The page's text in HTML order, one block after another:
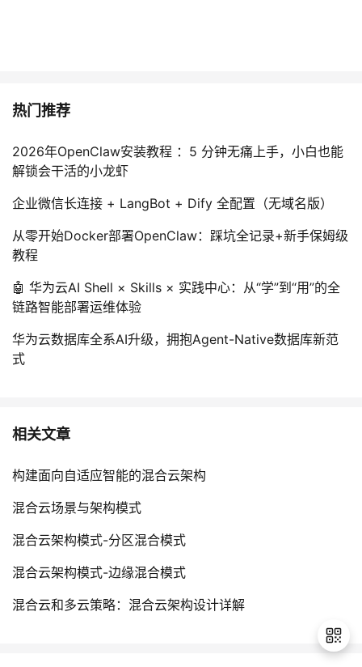
热门推荐
2026年OpenClaw安装教程 ：5 分钟无痛上手，小白也能
解锁会干活的小龙虾
企业微信长连接 + LangBot + Dify 全配置（无域名版）
从零开始Docker部署OpenClaw：踩坑全记录+新手保姆级
教程
🤖 华为云AI Shell × Skills × 实践中心：从“学”到“用”的全
链路智能部署运维体验
华为云数据库全系AI升级，拥抱Agent-Native数据库新范
式
相关文章
构建面向自适应智能的混合云架构
混合云场景与架构模式
混合云架构模式-分区混合模式
混合云架构模式-边缘混合模式
混合云和多云策略：混合云架构设计详解